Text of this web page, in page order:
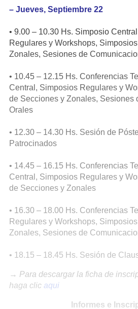
– Jueves, Septiembre 22
• 9.00 – 10.30 Hs. Simposio
Regulares y Workshops,
Zonales, Sesiones de
• 10.45 – 12.15 Hs. Conferencias
Central, Simposios Regulares y
de Secciones y Zonales, Sesiones
Orales
• 12.30 – 14.30 Hs. Sesión de
Patrocinados
• 14.45 – 16.15 Hs. Conferencias
Central, Simposios Regulares y
de Secciones y Zonales
• 16.30 – 18.00 Hs. Conferencias
Regulares y Workshops,
Zonales, Sesiones de
• 18.15 – 18.45 Hs. Sesión de
→ Para descargar la ficha de
haga clic aqui
Informes e